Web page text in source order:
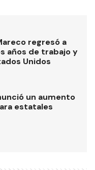
regresó a
años de trabajo y
Unidos
un aumento
estatales